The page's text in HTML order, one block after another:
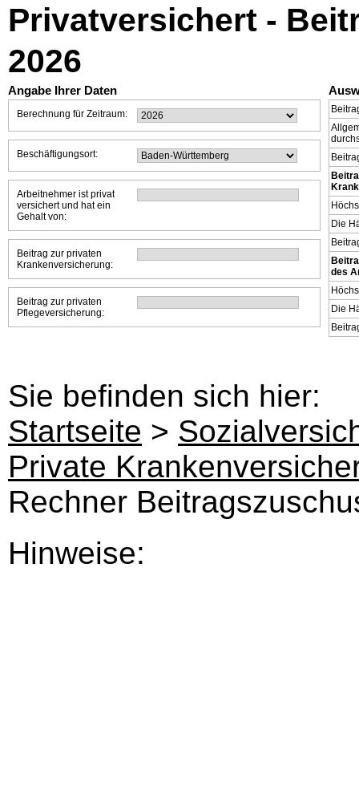
Privatversichert -
2026
Angabe Ihrer Daten
Berechnung für Zeitraum:
Beschäftigungsort:
Arbeitnehmer ist privat
versichert und hat ein
Gehalt von:
Beitrag zur privaten
Krankenversicherung:
Beitrag zur privaten
Pflegeversicherung:
Die
des
Die
Sie befinden sich hier:
Startseite >
Private
Rechner
Hinweise: